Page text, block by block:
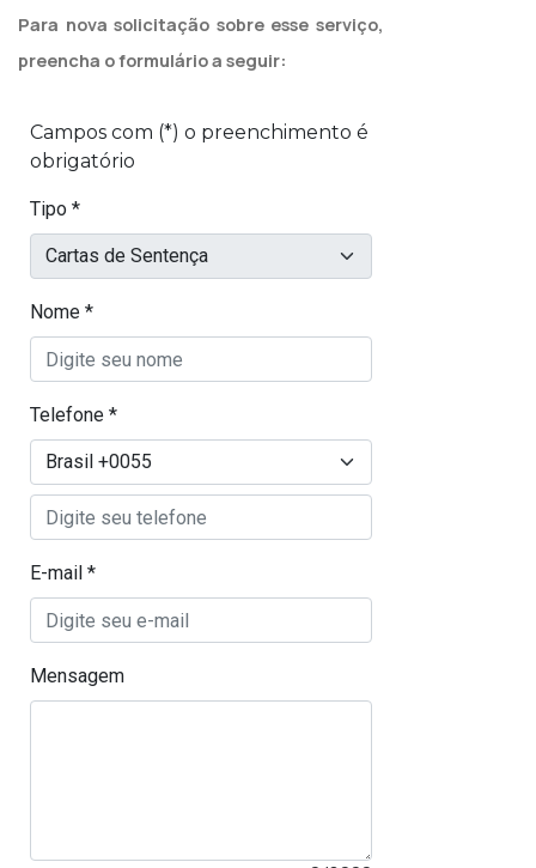
Para nova solicitação sobre esse serviço,
preencha o formulário a seguir: